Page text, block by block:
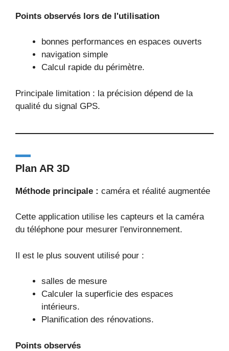
Points observés lors de l'utilisation
bonnes performances en espaces ouverts
navigation simple
Calcul rapide du périmètre.
Principale limitation : la précision dépend de la
qualité du signal GPS.
Plan AR 3D
Méthode principale : caméra et réalité augmentée
Cette application utilise les capteurs et la caméra
du téléphone pour mesurer l'environnement.
Il est le plus souvent utilisé pour :
salles de mesure
Calculer la superficie des espaces
intérieurs.
Planification des rénovations.
Points observés